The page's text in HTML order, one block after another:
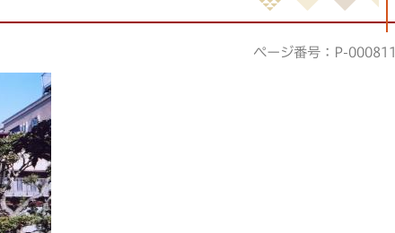
ページ番号：P-000811